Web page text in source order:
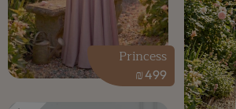
499
₪
Princess